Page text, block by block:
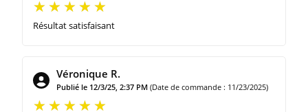
Résultat satisfaisant
Véronique R.
Publié le 12/3/25, 2:37 PM (Date de commande : 11/23/2025)